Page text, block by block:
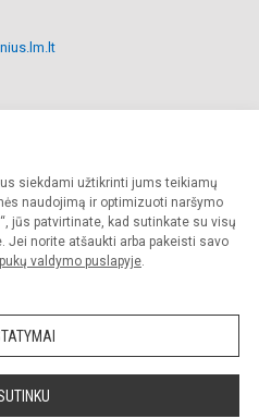
siekdami užtikrinti jums teikiamų
naudojimą ir optimizuoti naršymo
jūs patvirtinate, kad sutinkate su visų
Jei norite atšaukti arba pakeisti savo
valdymo puslapyje.
mokykla. Visos teisės saugomos.
sutikimo griežtai draudžiama.
Slapukų valdymas